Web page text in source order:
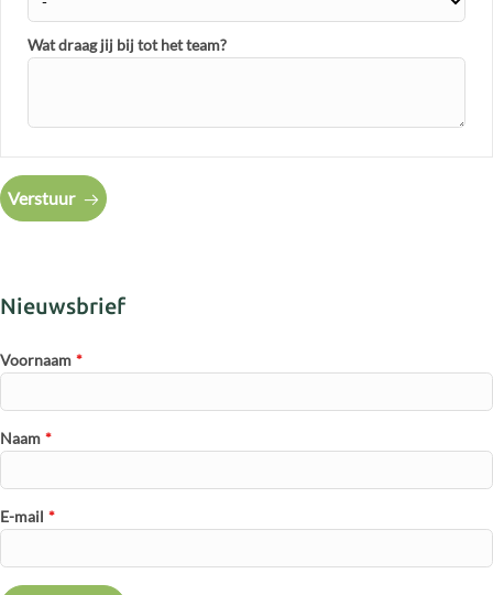
Wat draag jij bij tot het team?
Verstuur
Nieuwsbrief
Voornaam *
Naam *
E-mail *